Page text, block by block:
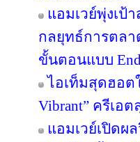
แอมเวย์พุ่งเป้
กลยุทธ์การตลา
ขั้นตอนแบบ
ไอเท็มสุดฮอต
Vibrant” ครีเอ
แอมเวย์เปิดผ